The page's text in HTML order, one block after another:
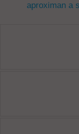
aproximan a